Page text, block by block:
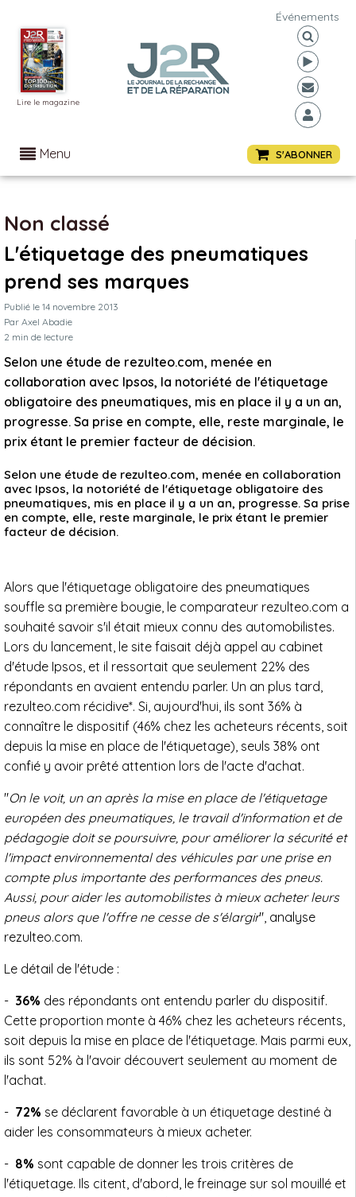
Lire le magazine
Événements
Menu S'ABONNER
Non classé
L'étiquetage des pneumatiques
prend ses marques
Publié le 14 novembre 2013
Par Axel Abadie
2 min de lecture
Selon une étude de rezulteo.com, menée en
collaboration avec Ipsos, la notoriété de l'étiquetage
obligatoire des pneumatiques, mis en place il y a un an,
progresse. Sa prise en compte, elle, reste marginale, le
prix étant le premier facteur de décision.
Selon une étude de rezulteo.com, menée en collaboration
avec Ipsos, la notoriété de l'étiquetage obligatoire des
pneumatiques, mis en place il y a un an, progresse. Sa prise
en compte, elle, reste marginale, le prix étant le premier
facteur de décision.
Alors que l'étiquetage obligatoire des pneumatiques
souffle sa première bougie, le comparateur rezulteo.com a
souhaité savoir s'il était mieux connu des automobilistes.
Lors du lancement, le site faisait déjà appel au cabinet
d'étude Ipsos, et il ressortait que seulement 22% des
répondants en avaient entendu parler. Un an plus tard,
rezulteo.com récidive*. Si, aujourd'hui, ils sont 36% à
connaître le dispositif (46% chez les acheteurs récents, soit
depuis la mise en place de l'étiquetage), seuls 38% ont
confié y avoir prêté attention lors de l'acte d'achat.
"On le voit, un an après la mise en place de l'étiquetage
européen des pneumatiques, le travail d'information et de
pédagogie doit se poursuivre, pour améliorer la sécurité et
l'impact environnemental des véhicules par une prise en
compte plus importante des performances des pneus.
Aussi, pour aider les automobilistes à mieux acheter leurs
pneus alors que l'offre ne cesse de s'élargir", analyse
rezulteo.com.
Le détail de l'étude :
- 36% des répondants ont entendu parler du dispositif.
Cette proportion monte à 46% chez les acheteurs récents,
soit depuis la mise en place de l'étiquetage. Mais parmi eux,
ils sont 52% à l'avoir découvert seulement au moment de
l'achat.
- 72% se déclarent favorable à un étiquetage destiné à
aider les consommateurs à mieux acheter.
- 8% sont capable de donner les trois critères de
l'étiquetage. Ils citent, d'abord, le freinage sur sol mouillé et